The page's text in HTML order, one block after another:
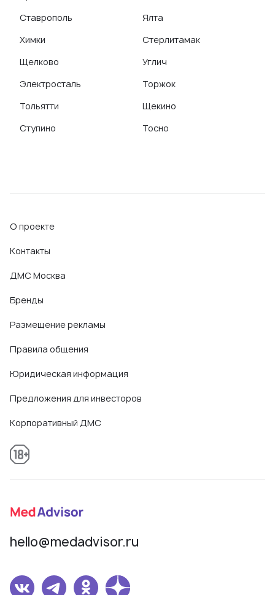
Ставрополь
Химки
Щелково
Электросталь
Тольятти
Ступино
Ялта
Стерлитамак
Углич
Торжок
Щекино
Тосно
О проекте
Контакты
ДМС Москва
Бренды
Размещение рекламы
Правила общения
Юридическая информация
Предложения для инвесторов
Корпоративный ДМС
hello@medadvisor.ru